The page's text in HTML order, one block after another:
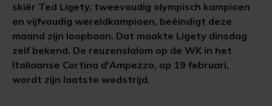
skiër Ted Ligety, tweevoudig olympisch kampioen
en vijfvoudig wereldkampioen, beëindigt deze
maand zijn loopbaan. Dat maakte Ligety dinsdag
zelf bekend. De reuzenslalom op de WK in het
Italiaanse Cortina d'Ampezzo, op 19 februari,
wordt zijn laatste wedstrijd.